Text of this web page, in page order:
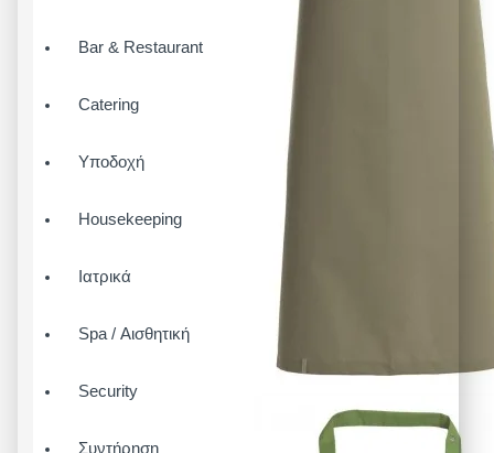
Bar & Restaurant
Catering
Υποδοχή
Housekeeping
Ιατρικά
Spa / Αισθητική
Security
Συντήρηση